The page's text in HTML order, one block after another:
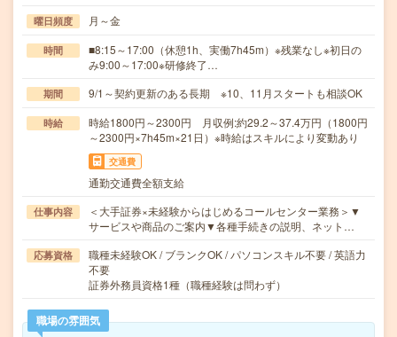
曜日頻度 月～金
時間
■8:15～17:00（休憩1h、実働7h45m）※残業なし※初日の
み9:00～17:00※研修終了…
期間 9/1～契約更新のある長期 ※10、11月スタートも相談OK
時給
時給1800円～2300円 月収例:約29.2～37.4万円（1800円
～2300円×7h45m×21日）※時給はスキルにより変動あり
交通費
通勤交通費全額支給
仕事内容
＜大手証券×未経験からはじめるコールセンター業務＞▼
サービスや商品のご案内▼各種手続きの説明、ネット…
応募資格
職種未経験OK / ブランクOK / パソコンスキル不要 / 英語力
不要
証券外務員資格1種（職種経験は問わず）
職場の雰囲気